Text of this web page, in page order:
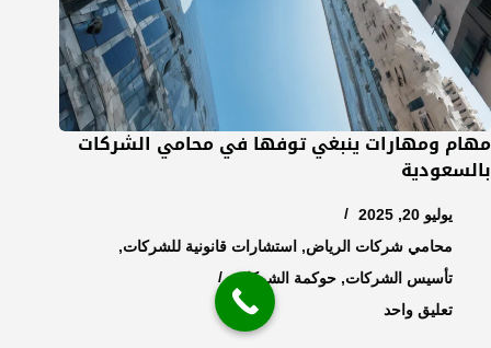
مهام ومهارات ينبغي توفها في محامي الشركات
بالسعودية
يوليو 20, 2025
محامي شركات الرياض, استشارات قانونية للشركات,
تأسيس الشركات, حوكمة الشركات
تعليق واحد